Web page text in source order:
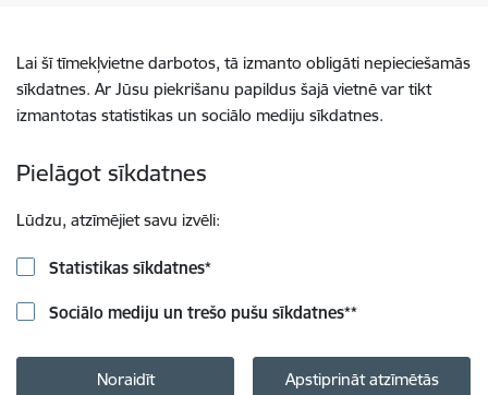
Lai šī tīmekļvietne darbotos, tā izmanto obligāti nepieciešamās
sīkdatnes. Ar Jūsu piekrišanu papildus šajā vietnē var tikt
izmantotas statistikas un sociālo mediju sīkdatnes.
Pielāgot sīkdatnes
Lūdzu, atzīmējiet savu izvēli:
Statistikas sīkdatnes*
Sociālo mediju un trešo pušu sīkdatnes**
Noraidīt Apstiprināt atzīmētās